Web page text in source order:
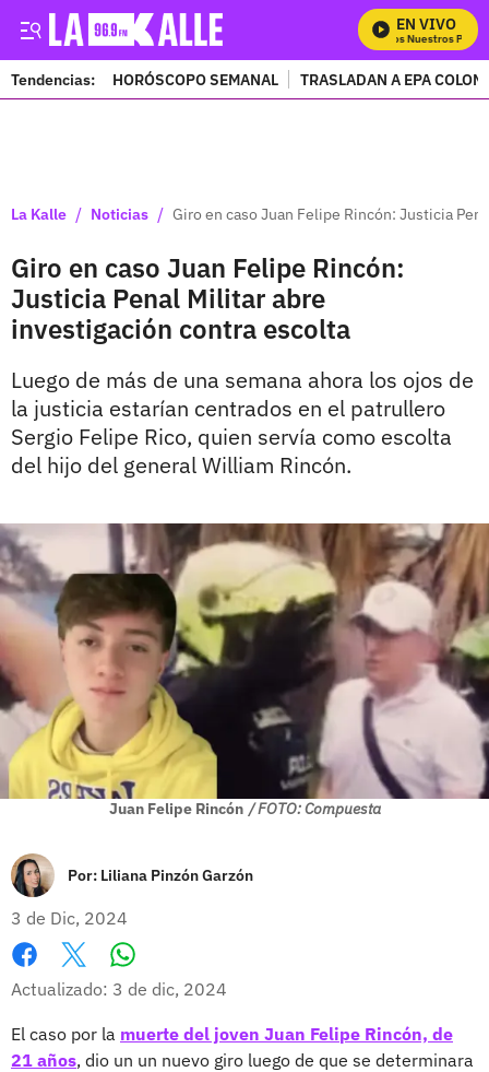
EN VIVO
Mira Todos Nuestros
Tendencias: HORÓSCOPO SEMANAL TRASLADAN A EPA
La Kalle / Noticias / Giro en caso Juan Felipe Rincón: Justicia
Giro en caso Juan Felipe Rincón:
Justicia Penal Militar abre
investigación contra escolta
Luego de más de una semana ahora los ojos de
la justicia estarían centrados en el patrullero
Sergio Felipe Rico, quien servía como escolta
del hijo del general William Rincón.
Juan Felipe Rincón / FOTO: Compuesta
Por: Liliana Pinzón Garzón
3 de Dic, 2024
Facebook
X
Actualizado: 3 de dic, 2024
El caso por la muerte del joven Juan Felipe Rincón, de
21 años, dio un un nuevo giro luego de que se determinara